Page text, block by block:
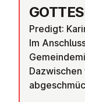
Predigt:
Im